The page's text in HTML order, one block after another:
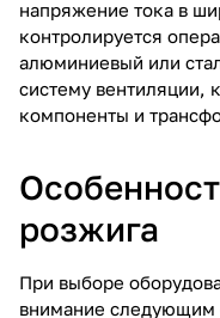
напряжение тока в
контролируется
алюминиевый или
систему вентиляции,
компоненты и
розжига
При выборе
внимание следующим